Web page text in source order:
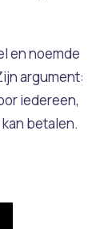
en noemde
argument:
iedereen,
betalen.